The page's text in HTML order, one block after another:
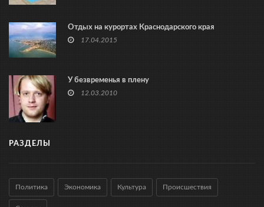
Отдых на курортах Краснодарского края
17.04.2015
У безвременья в плену
12.03.2010
РАЗДЕЛЫ
Политика Экономика Культура Происшествия